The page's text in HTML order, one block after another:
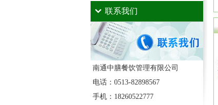
联系我们
南通中膳餐饮管理有限公司
电话：0513-82898567
手机：18260522777
蔬菜基地